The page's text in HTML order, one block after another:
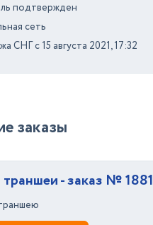
подтвержден
сеть
СНГ с 15 августа 2021, 17:32
заказы
траншеи - заказ № 1881